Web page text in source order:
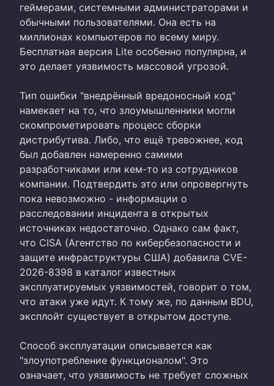
геймерами, системными администраторами и
обычными пользователями. Она есть на
миллионах компьютеров по всему миру.
Бесплатная версия Lite особенно популярна, и
это делает уязвимость массовой угрозой.
Тип ошибки "внедрённый вредоносный код"
намекает на то, что злоумышленники могли
скомпрометировать процесс сборки
дистрибутива. Либо, что ещё тревожнее, код
был добавлен намеренно самими
разработчиками или кем-то из сотрудников
компании. Подтвердить это или опровергнуть
пока невозможно - информации о
расследовании инцидента в открытых
источниках недостаточно. Однако сам факт,
что CISA (Агентство по кибербезопасности и
защите инфраструктуры США) добавила CVE-
2026-8398 в каталог известных
эксплуатируемых уязвимостей, говорит о том,
что атаки уже идут. К тому же, по данным BDU,
эксплойт существует в открытом доступе.
Способ эксплуатации описывается как
"злоупотребление функционалом". Это
означает, что уязвимость не требует сложных